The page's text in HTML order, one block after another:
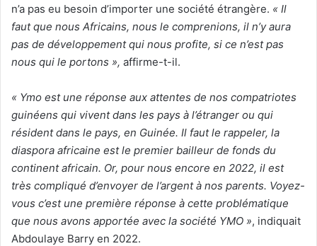
n’a pas eu besoin d’importer une société étrangère. « Il
faut que nous Africains, nous le comprenions, il n’y aura
pas de développement qui nous profite, si ce n’est pas
nous qui le portons », affirme-t-il.
« Ymo est une réponse aux attentes de nos compatriotes
guinéens qui vivent dans les pays à l’étranger ou qui
résident dans le pays, en Guinée. Il faut le rappeler, la
diaspora africaine est le premier bailleur de fonds du
continent africain. Or, pour nous encore en 2022, il est
très compliqué d’envoyer de l’argent à nos parents. Voyez-
vous c’est une première réponse à cette problématique
que nous avons apportée avec la société YMO », indiquait
Abdoulaye Barry en 2022.